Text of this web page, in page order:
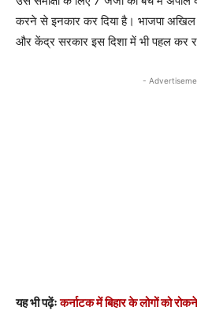
करने से इनकार कर दिया है। भाजपा अखिल
और केंद्र सरकार इस दिशा में भी पहल कर
-
यह भी पढ़ेंःकर्नाटक में बिहार के लोगों को